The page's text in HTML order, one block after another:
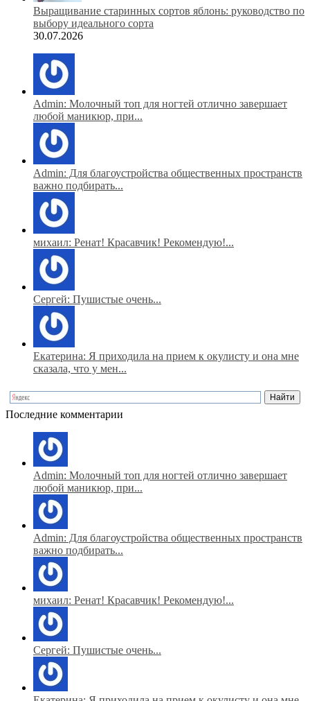
Выращивание старинных сортов яблонь: руководство по
выбору идеального сорта
30.07.2026
Admin: Молочный топ для ногтей отлично завершает
любой маникюр, при...
Admin: Для благоустройства общественных пространств
важно подбирать...
михаил: Ренат! Красавчик! Рекомендую!...
Сергей: Пушистые очень...
Екатерина: Я приходила на прием к окулисту и она мне
сказала, что у мен...
Последние комментарии
Admin: Молочный топ для ногтей отлично завершает
любой маникюр, при...
Admin: Для благоустройства общественных пространств
важно подбирать...
михаил: Ренат! Красавчик! Рекомендую!...
Сергей: Пушистые очень...